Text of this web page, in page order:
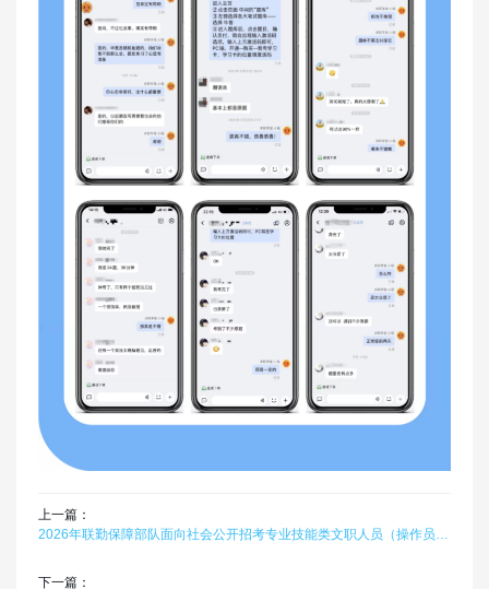
上一篇：
2026年联勤保障部队面向社会公开招考专业技能类文职人员（操作员）题库软件题引力
下一篇：